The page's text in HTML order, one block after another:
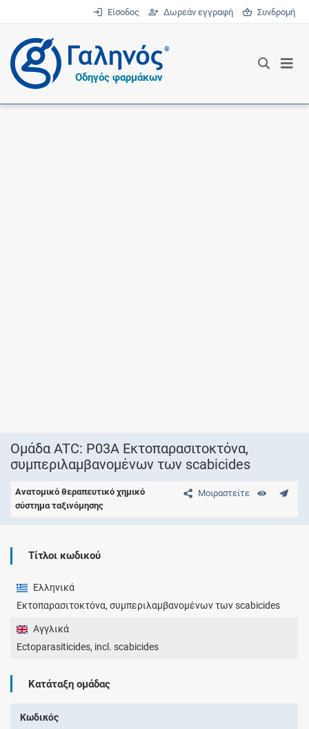
Είσοδος Δωρεάν εγγραφή Συνδρομή
®
Οδηγός φαρμάκων
Ομάδα ATC: P03A Εκτοπαρασιτοκτόνα,
συμπεριλαμβανομένων των scabicides
Μοιραστείτε
Ανατομικό θεραπευτικό χημικό
σύστημα ταξινόμησης
Τίτλοι κωδικού
Ελληνικά
Εκτοπαρασιτοκτόνα, συμπεριλαμβανομένων των scabicides
Αγγλικά
Ectoparasiticides, incl. scabicides
Κατάταξη ομάδας
Κωδικός